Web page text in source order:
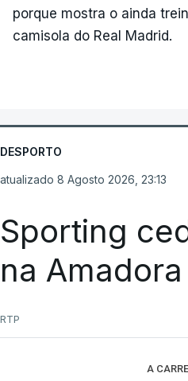
porque mostra o ainda
camisola do Real Madrid.
DESPORTO
atualizado 8 Agosto 2026, 23:13
Sporting
na Amadora
RTP
A